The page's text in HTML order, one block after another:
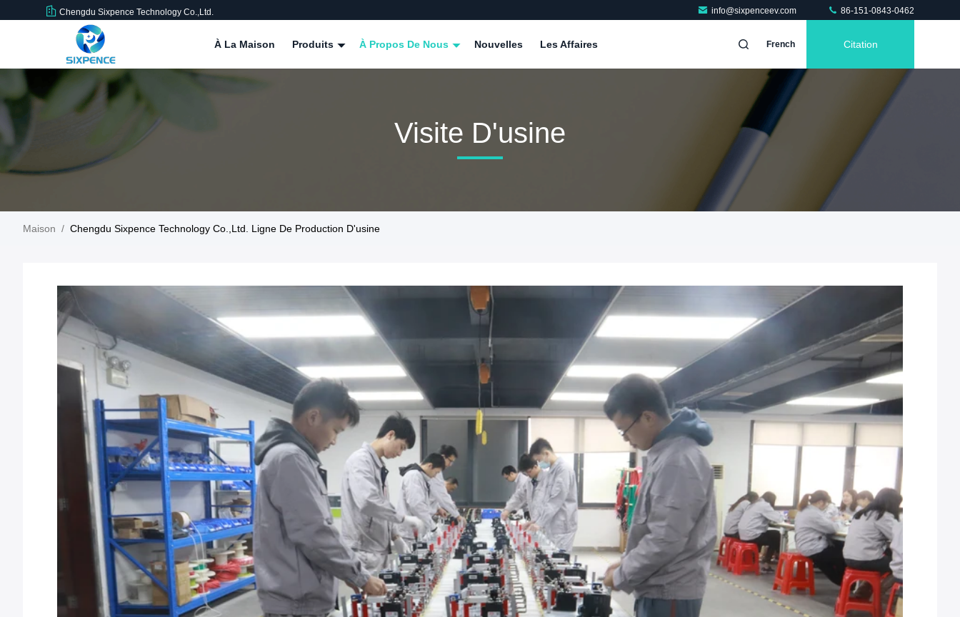
Chengdu Sixpence Technology Co.,Ltd. info@sixpenceev.com 86-151-0843-0462
À La Maison Produits À Propos De Nous Nouvelles Les Affaires French Citation
Visite D'usine
Maison / Chengdu Sixpence Technology Co.,Ltd. Ligne De Production D'usine